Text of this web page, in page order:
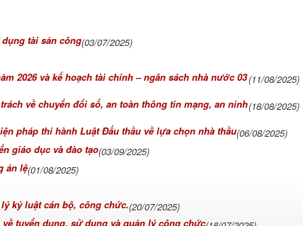
tài sản công(03/07/2025)
2026 và kế hoạch tài chính – ngân sách nhà nước 03(11/08/2025)
về chuyển đổi số, an toàn thông tin mạng, an ninh(18/08/2025)
pháp thi hành Luật Đấu thầu về lựa chọn nhà thầu(06/08/2025)
giáo dục và đào tạo(03/09/2025)
án lệ(01/08/2025)
kỷ luật cán bộ, công chức.(20/07/2025)
về tuyển dụng, sử dụng và quản lý công chức